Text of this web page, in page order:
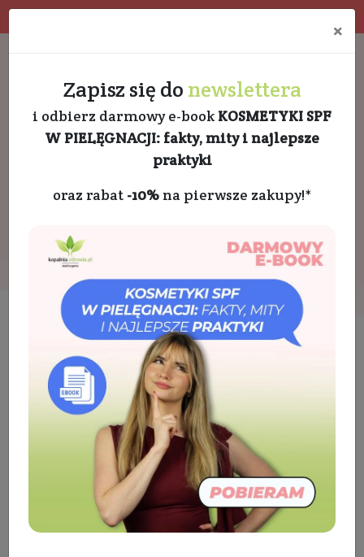
Producenci Mohani
×
Zapisz się do newslettera
i odbierz darmowy e-book KOSMETYKI SPF
W PIELĘGNACJI: fakty, mity i najlepsze
praktyki
oraz rabat -10%na pierwsze zakupy!*